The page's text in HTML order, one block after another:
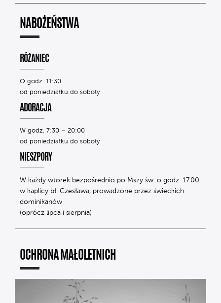
NABOŻEŃSTWA
RÓŻANIEC
O godz. 11:30
od poniedziałku do soboty
ADORACJA
W godz. 7:30 – 20:00
od poniedziałku do soboty
NIESZPORY
W każdy wtorek bezpośrednio po Mszy św. o godz. 17.00
w kaplicy bł. Czesława, prowadzone przez świeckich
dominikanów
(oprócz lipca i sierpnia)
OCHRONA MAŁOLETNICH